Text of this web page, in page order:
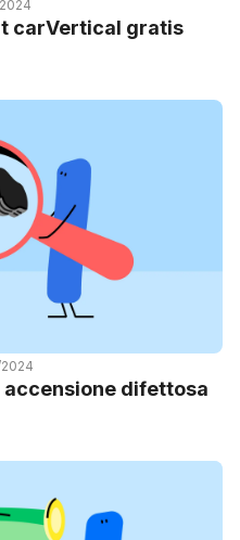
carVertical gratis
accensione difettosa